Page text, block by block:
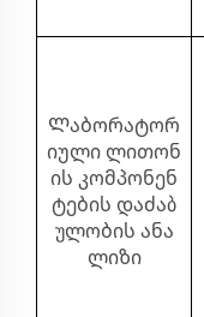
Ლაბორატორ
იული ლითონ
ის კომპონენ
ტების დაძაბ
ულობის ანა
ლიზი